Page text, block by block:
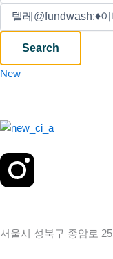
Search
New
서울시 성북구 종암로